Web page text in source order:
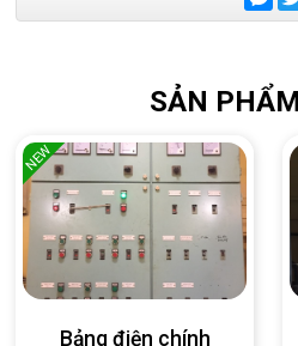
SẢN
NEW
Bảng điện chính